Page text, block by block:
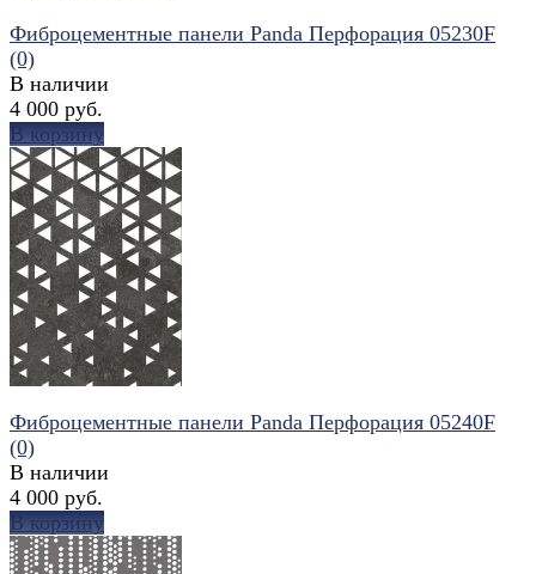
избранное сравнить
Фиброцементные панели Panda Перфорация 05230F
(0)
В наличии
4 000 руб.
В корзину
Фиброцементные панели Panda Перфорация 05240F
(0)
В наличии
4 000 руб.
В корзину